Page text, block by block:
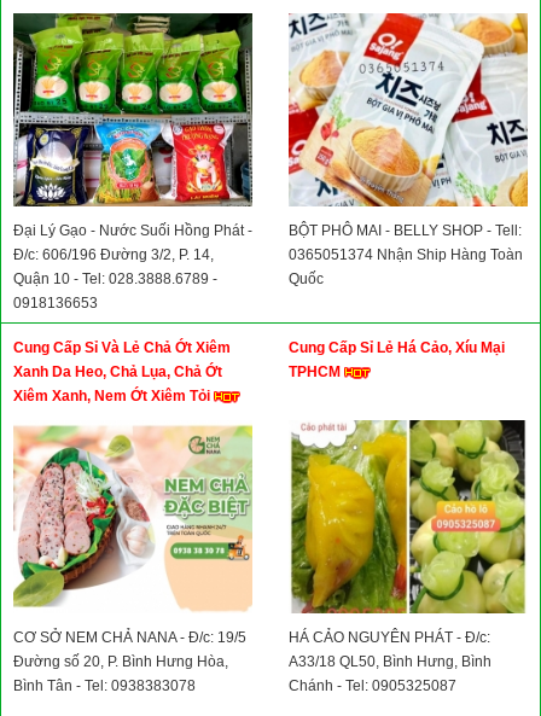
Đại Lý Gạo - Nước Suối Hồng Phát -
Đ/c: 606/196 Đường 3/2, P. 14,
Quận 10 - Tel: 028.3888.6789 -
0918136653
BỘT PHÔ MAI - BELLY SHOP - Tell:
0365051374 Nhận Ship Hàng Toàn
Quốc
Cung Cấp Sỉ Và Lẻ Chả Ớt Xiêm
Xanh Da Heo, Chả Lụa, Chả Ớt
Xiêm Xanh, Nem Ớt Xiêm Tỏi
CƠ SỞ NEM CHẢ NANA - Đ/c: 19/5
Đường số 20, P. Bình Hưng Hòa,
Bình Tân - Tel: 0938383078
Cung Cấp Sỉ Lẻ Há Cảo, Xíu Mại
TPHCM
HÁ CẢO NGUYÊN PHÁT - Đ/c:
A33/18 QL50, Bình Hưng, Bình
Chánh - Tel: 0905325087